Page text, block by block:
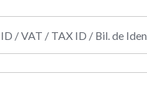
/ VAT / TAX ID / Bil. de